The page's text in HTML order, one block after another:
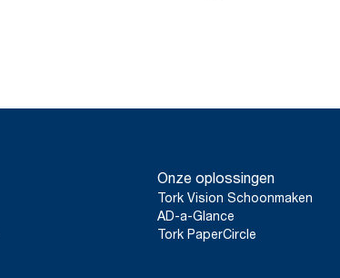
Onze oplossingen
Tork Vision Schoonmaken
AD-a-Glance
Tork PaperCircle